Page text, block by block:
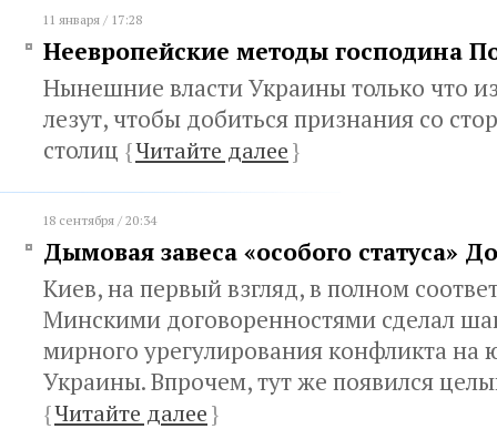
11 января / 17:28
Неевропейские методы господина
Нынешние власти Украины только что
лезут, чтобы добиться признания со
столиц {Читайте далее}
18 сентября / 20:34
Дымовая завеса «особого статуса»
Киев, на первый взгляд, в полном
Минскими договоренностями сделал
мирного урегулирования конфликта на
Украины. Впрочем, тут же появился
{Читайте далее}